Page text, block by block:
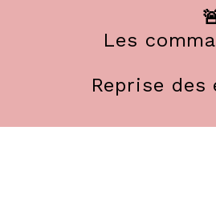
Les
Reprise